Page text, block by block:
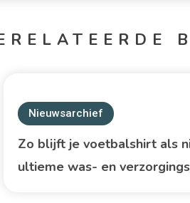
Nieuwsarchief
Zo blijft je voetbalshirt als
ultieme was- en